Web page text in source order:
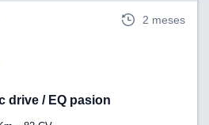
2 meses
drive / EQ pasion